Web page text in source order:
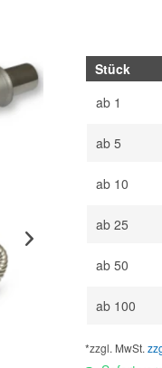
Stück
ab 1
ab5
ab 10
ab25
ab50
ab 100
*zzgl. MwSt.